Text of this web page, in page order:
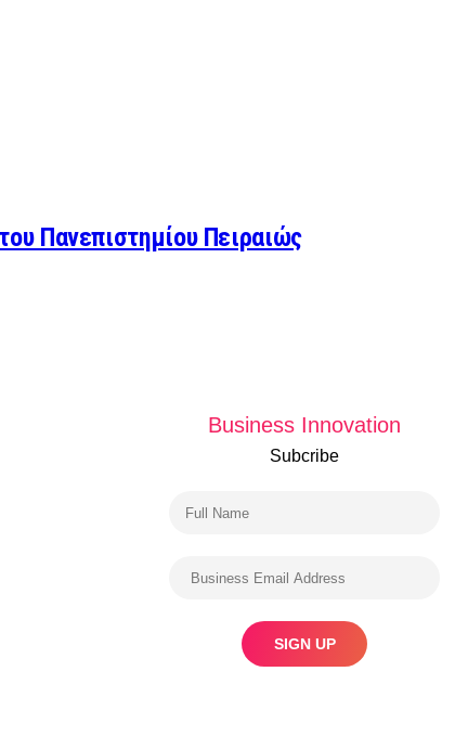
Πανεπιστημίου Πειραιώς
Business Innovation
Subcribe